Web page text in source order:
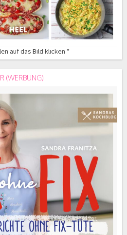
auf das Bild klicken *
(WERBUNG)